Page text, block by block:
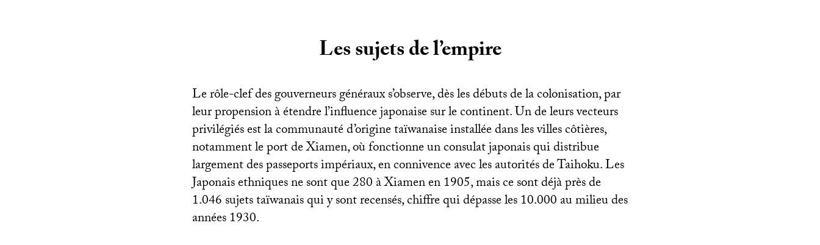
Les sujets de l’empire
Le rôle-clef des gouverneurs généraux s’observe, dès les débuts de la colonisation, par
leur propension à étendre l’influence japonaise sur le continent. Un de leurs vecteurs
privilégiés est la communauté d’origine taïwanaise installée dans les villes côtières,
notamment le port de Xiamen, où fonctionne un consulat japonais qui distribue
largement des passeports impériaux, en connivence avec les autorités de Taihoku. Les
Japonais ethniques ne sont que 280 à Xiamen en 1905, mais ce sont déjà près de
1.046 sujets taïwanais qui y sont recensés, chiffre qui dépasse les 10.000 au milieu des
années 1930.